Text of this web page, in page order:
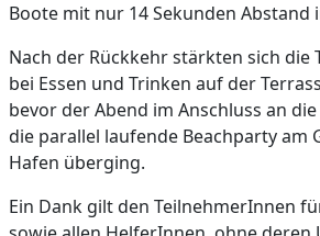
Boote mit nur 14 Sekunden Abstand
Nach der Rückkehr stärkten sich die
bei Essen und Trinken auf der
bevor der Abend im Anschluss an
die parallel laufende Beachparty am
Hafen überging.
Ein Dank gilt den TeilnehmerInnen